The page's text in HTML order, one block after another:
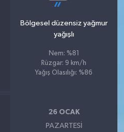
Bölgesel düzensiz yağmur
yağışlı
Nem: %81
Rüzgar: 9 km/h
Yağış Olasılığı: %86
26 OCAK
PAZARTESI